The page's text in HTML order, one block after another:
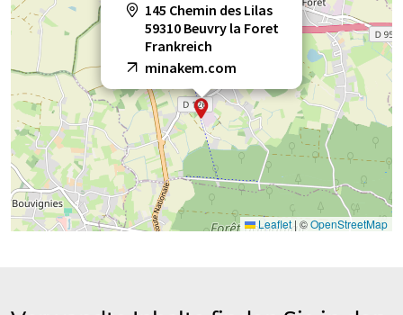
145 Chemin des Lilas
59310 Beuvry la Foret
Frankreich
minakem.com
Leaflet|©OpenStreetMap